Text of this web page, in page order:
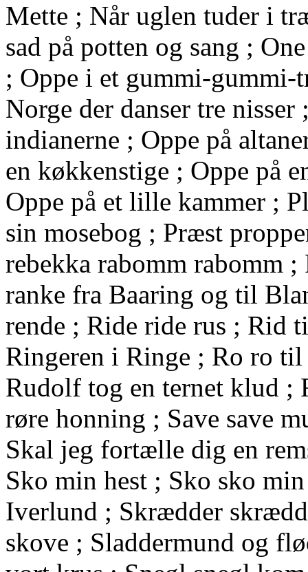
Mette ; Når uglen tuder i
sad på potten og sang ;
; Oppe i et gummi-
Norge der danser tre nisser
indianerne ; Oppe på
en køkkenstige ; Oppe på
Oppe på et lille kammer ;
sin mosebog ; Præst
rebekka rabomm rabomm
ranke fra Baaring og til
rende ; Ride ride rus ; Rid
Ringeren i Ringe ; Ro ro
Rudolf tog en ternet klud ;
røre honning ; Save save
Skal jeg fortælle dig en
Sko min hest ; Sko sko
Iverlund ; Skrædder
skove ; Sladdermund og